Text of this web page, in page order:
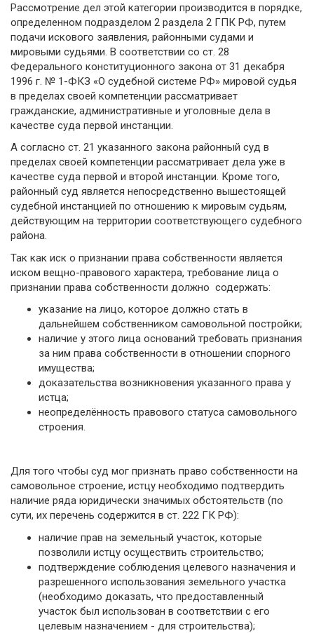
Рассмотрение дел этой категории производится в порядке,
определенном под­разделом 2 раздела 2 ГПК РФ, путем
подачи искового заявления, районными судами и
мировыми судьями. В соответствии со ст. 28
Федерального конституционного зако­на от 31 декабря
1996 г. № 1-ФКЗ «О судебной системе РФ» мировой судья
в преде­лах своей компетенции рассматривает
гражданские, административные и уголовные дела в
качестве суда первой инстанции.
А согласно ст. 21 указанного закона районный суд в
пределах своей компетенции рассматривает дела уже в
качестве суда первой и второй инстанции. Кроме того,
районный суд является непосредственно вышестоящей
судебной инстанцией по от­ношению к мировым судьям,
действующим на территории соответствующего судеб­ного
района.
Так как иск о признании права собственности является
иском вещно-правового характера, требование лица о
признании права собственности должно содержать:
указание на лицо, которое должно стать в
дальнейшем собственником самовольной постройки;
наличие у этого лица оснований требовать признания
за ним права собственности в отношении спорного
имущества;
доказательства возникновения указанного права у
истца;
неопределённость правового статуса самовольного
строения.
Для того чтобы суд мог признать право собственности на
самовольное строение, истцу необходимо подтвердить
наличие ряда юридически значимых обстоятельств (по
сути, их перечень содержится в ст. 222 ГК РФ):
наличие прав на земельный участок, которые
позволили истцу осуществить строительство;
подтверждение соблюдения целевого назначения и
разрешенного использова­ния земельного участка
(необходимо доказать, что предоставленный
участок был ис­пользован в соответствии с его
целевым назначением - для строительства);